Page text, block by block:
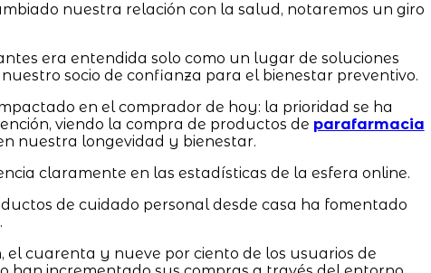
nuestra relación con la salud, notaremos un giro
era entendida solo como un lugar de soluciones
socio de confianza para el bienestar preventivo.
en el comprador de hoy: la prioridad se ha
viendo la compra de productos de parafarmacia
nuestra longevidad y bienestar.
claramente en las estadísticas de la esfera online.
de cuidado personal desde casa ha fomentado
cuarenta y nueve por ciento de los usuarios de